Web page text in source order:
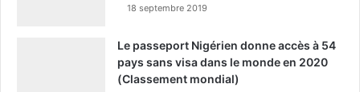
18 septembre 2019
Le passeport Nigérien donne accès à 54
pays sans visa dans le monde en 2020
(Classement mondial)